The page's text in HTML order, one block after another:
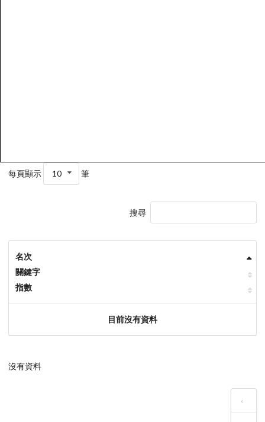
每頁顯示 10 筆
搜尋
名次
關鍵字
指數
目前沒有資料
沒有資料
‹